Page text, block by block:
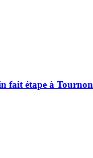
fait étape à Tournon